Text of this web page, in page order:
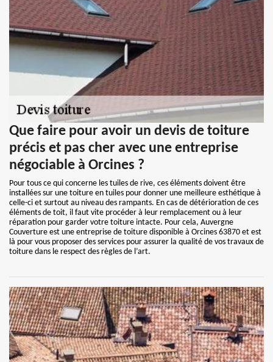
Que faire pour avoir un devis de toiture
précis et pas cher avec une entreprise
négociable à Orcines ?
Pour tous ce qui concerne les tuiles de rive, ces éléments doivent être
installées sur une toiture en tuiles pour donner une meilleure esthétique à
celle-ci et surtout au niveau des rampants. En cas de détérioration de ces
éléments de toit, il faut vite procéder à leur remplacement ou à leur
réparation pour garder votre toiture intacte. Pour cela, Auvergne
Couverture est une entreprise de toiture disponible à Orcines 63870 et est
là pour vous proposer des services pour assurer la qualité de vos travaux de
toiture dans le respect des règles de l’art.